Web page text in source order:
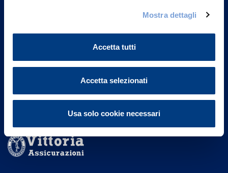
Mostra dettagli
Accetta tutti
Accetta selezionati
Usa solo cookie necessari